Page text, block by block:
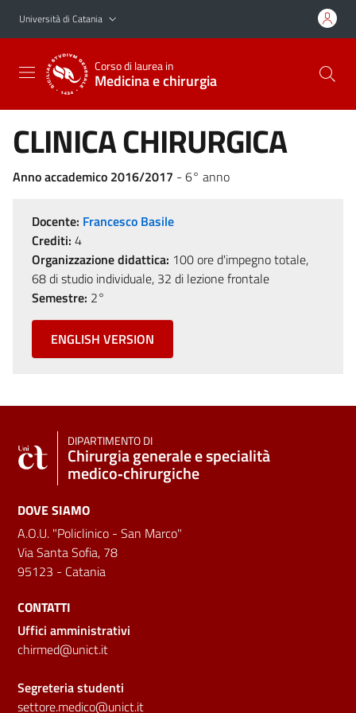
Vai al contenuto principale
Vai al menu di navigazione
Università di Catania
Corso di laurea in
Medicina e chirurgia
CLINICA CHIRURGICA
Anno accademico 2016/2017 - 6° anno
Docente: Francesco Basile
Crediti: 4
Organizzazione didattica: 100 ore d'impegno totale,
68 di studio individuale, 32 di lezione frontale
Semestre: 2°
ENGLISH VERSION
DIPARTIMENTO DI
Chirurgia generale e specialità
medico‑chirurgiche
DOVE SIAMO
A.O.U. "Policlinico - San Marco"
Via Santa Sofia, 78
95123 - Catania
CONTATTI
Uffici amministrativi
chirmed@unict.it
Segreteria studenti
settore.medico@unict.it